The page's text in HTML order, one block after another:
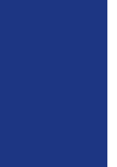
“dá o troco”
tira prefeito da